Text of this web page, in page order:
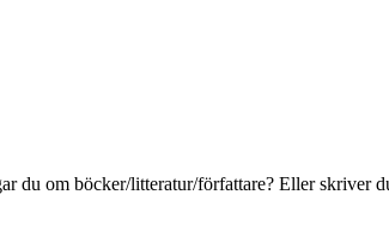
du om böcker/litteratur/författare? Eller skriver